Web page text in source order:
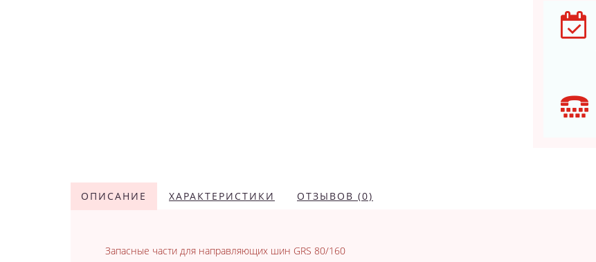
ОПИСАНИЕ ХАРАКТЕРИСТИКИ ОТЗЫВОВ (0)
Запасные части для направляющих шин GRS 80/160